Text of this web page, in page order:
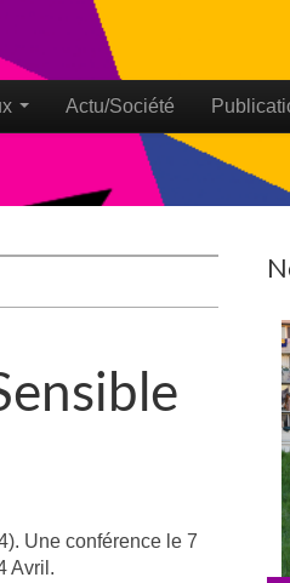
Actu/Société
Une conférence le 7
Avril.